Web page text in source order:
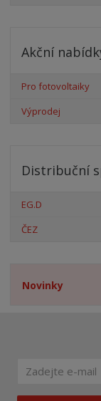
Akční
Pro fotovoltaiky
Výprodej
Distribuční
EG.D
ČEZ
Novinky